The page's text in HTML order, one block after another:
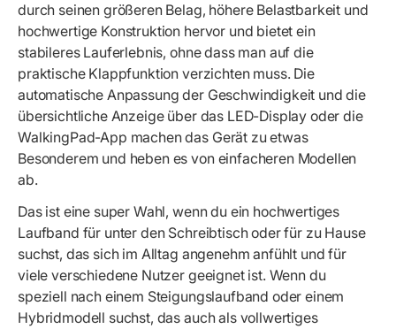
durch seinen größeren Belag, höhere Belastbarkeit und
hochwertige Konstruktion hervor und bietet ein
stabileres Lauferlebnis, ohne dass man auf die
praktische Klappfunktion verzichten muss. Die
automatische Anpassung der Geschwindigkeit und die
übersichtliche Anzeige über das LED-Display oder die
WalkingPad-App machen das Gerät zu etwas
Besonderem und heben es von einfacheren Modellen
ab.
Das ist eine super Wahl, wenn du ein hochwertiges
Laufband für unter den Schreibtisch oder für zu Hause
suchst, das sich im Alltag angenehm anfühlt und für
viele verschiedene Nutzer geeignet ist. Wenn du
speziell nach einem Steigungslaufband oder einem
Hybridmodell suchst, das auch als vollwertiges